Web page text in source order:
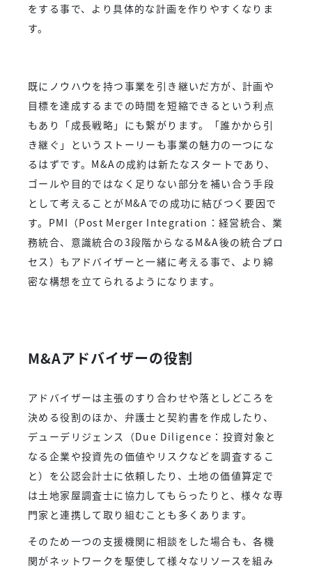
をする事で、より具体的な計画を作りやすくなりま
す。
既にノウハウを持つ事業を引き継いだ方が、計画や
目標を達成するまでの時間を短縮できるという利点
もあり「成長戦略」にも繋がります。「誰かから引
き継ぐ」というストーリーも事業の魅力の一つにな
るはずです。M&Aの成約は新たなスタートであり、
ゴールや目的ではなく足りない部分を補い合う手段
として考えることがM&Aでの成功に結びつく要因で
す。PMI（Post Merger Integration：経営統合、業
務統合、意識統合の3段階からなるM&A後の統合プロ
セス）もアドバイザーと一緒に考える事で、より綿
密な構想を立てられるようになります。
M&Aアドバイザーの役割
アドバイザーは主張のすり合わせや落としどころを
決める役割のほか、弁護士と契約書を作成したり、
デューデリジェンス（Due Diligence：投資対象と
なる企業や投資先の価値やリスクなどを調査するこ
と）を公認会計士に依頼したり、土地の価値算定で
は土地家屋調査士に協力してもらったりと、様々な専
門家と連携して取り組むことも多くあります。
そのため一つの支援機関に相談をした場合も、各機
関がネットワークを駆使して様々なリソースを組み